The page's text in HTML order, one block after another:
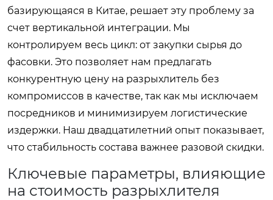
базирующаяся в Китае, решает эту проблему за
счет вертикальной интеграции. Мы
контролируем весь цикл: от закупки сырья до
фасовки. Это позволяет нам предлагать
конкурентную цену на разрыхлитель без
компромиссов в качестве, так как мы исключаем
посредников и минимизируем логистические
издержки. Наш двадцатилетний опыт показывает,
что стабильность состава важнее разовой скидки.
Ключевые параметры, влияющие
на стоимость разрыхлителя